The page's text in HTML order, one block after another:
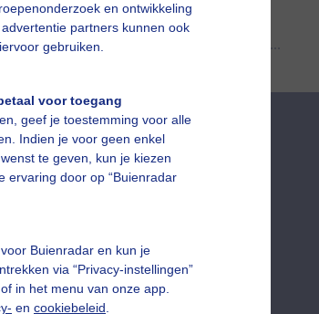
en ontwikkeling
partners kunnen ook
gebruiken.
voor toegang
geef je toestemming voor alle
Indien je voor geen enkel
te geven, kun je kiezen
ervaring door op “Buienradar
Buienradar en kun je
via “Privacy-instellingen”
in het menu van onze app.
en cookiebeleid
Mijn weer
De Bilt